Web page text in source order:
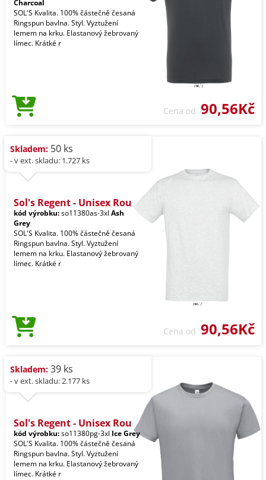
Charcoal
SOL'S Kvalita. 100% částečně česaná
Ringspun bavlna. Styl. Vyztužení
lemem na krku. Elastanový žebrovaný
límec. Krátké r
Cena od 90,56Kč
Skladem: 50 ks
- v ext. skladu: 1.727 ks
Sol's Regent - Unisex Rou
kód výrobku:so11380as-3xl Ash
Grey
SOL'S Kvalita. 100% částečně česaná
Ringspun bavlna. Styl. Vyztužení
lemem na krku. Elastanový žebrovaný
límec. Krátké r
Cena od 90,56Kč
Skladem: 39 ks
- v ext. skladu: 2.177 ks
Sol's Regent - Unisex Rou
kód výrobku:so11380pg-3xl Ice Grey
SOL'S Kvalita. 100% částečně česaná
Ringspun bavlna. Styl. Vyztužení
lemem na krku. Elastanový žebrovaný
límec. Krátké r